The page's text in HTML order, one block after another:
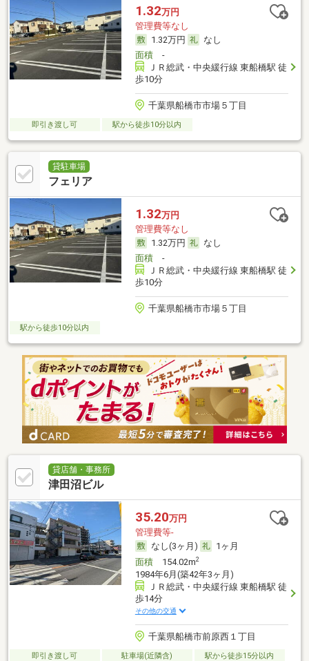
1.32万円
管理費等なし
1.32万円
なし
面積-
ＪＲ総武・中央緩行線 東船橋駅 徒
歩10分
千葉県船橋市市場５丁目
即引き渡し可 駅から徒歩10分以内
貸駐車場
フェリア
1.32万円
管理費等なし
1.32万円
なし
面積-
ＪＲ総武・中央緩行線 東船橋駅 徒
歩10分
千葉県船橋市市場５丁目
駅から徒歩10分以内
貸店舗・事務所
津田沼ビル
35.20万円
管理費等-
なし(3ヶ月)
1ヶ月
面積154.02m2
1984年6月(築42年3ヶ月)
ＪＲ総武・中央緩行線 東船橋駅 徒
歩14分
その他の交通
千葉県船橋市前原西１丁目
即引き渡し可 駐車場(近隣含)
駅から徒歩15分以内